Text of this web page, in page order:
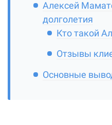
Алексей
долголетия
Кто такой
Отзывы
Основные